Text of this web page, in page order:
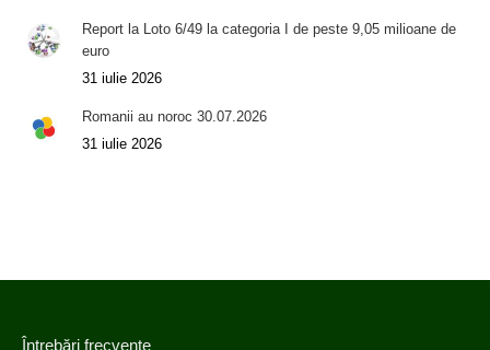
Report la Loto 6/49 la categoria I de peste 9,05 milioane de
euro
31 iulie 2026
Romanii au noroc 30.07.2026
31 iulie 2026
Întrebări frecvente